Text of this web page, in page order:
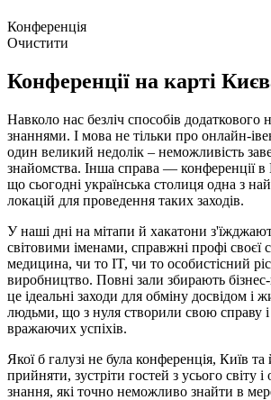
Конференція
Очистити
Конференції на карті
Навколо нас безліч способів додаткового
знаннями. І мова не тільки про онлайн-
один великий недолік – неможливість
знайомства. Інша справа — конференції в
що сьогодні українська столиця одна з
локацій для проведення таких заходів.
У наші дні на мітапи й хакатони
світовими іменами, справжні профі своєї
медицина, чи то IT, чи то особистісний
виробництво. Повні зали збирають
це ідеальні заходи для обміну досвідом і
людьми, що з нуля створили свою справу
вражаючих успіхів.
Якої б галузі не була конференція, Київ та
прийняти, зустріти гостей з усього світу і
знання, які точно неможливо знайти в